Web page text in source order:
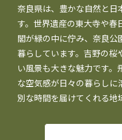
奈良県は、豊かな自然と日
す。世界遺産の東大寺や春
閣が緑の中に佇み、奈良
暮らしています。吉野の桜
い風景も大きな魅力です
な空気感が日々の暮らし
別な時間を届けてくれる地